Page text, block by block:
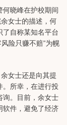
晓峰在护校期间
女士的描述，何
自称某知名平台
险只赚不赔”为幌
女士还是向其提
。所幸，在进行投
询。目前，余女士
软件，避免了经济